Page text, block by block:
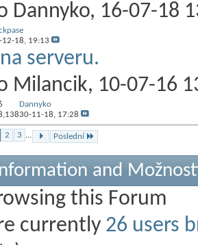
Dannyko‎, 16-07-18
12-18, 19:13
serveru.
Milancik‎, 10-07-16
Dannyko
30-11-18, 17:28
2 3 ... Poslední
and
this Forum
currently 26 users